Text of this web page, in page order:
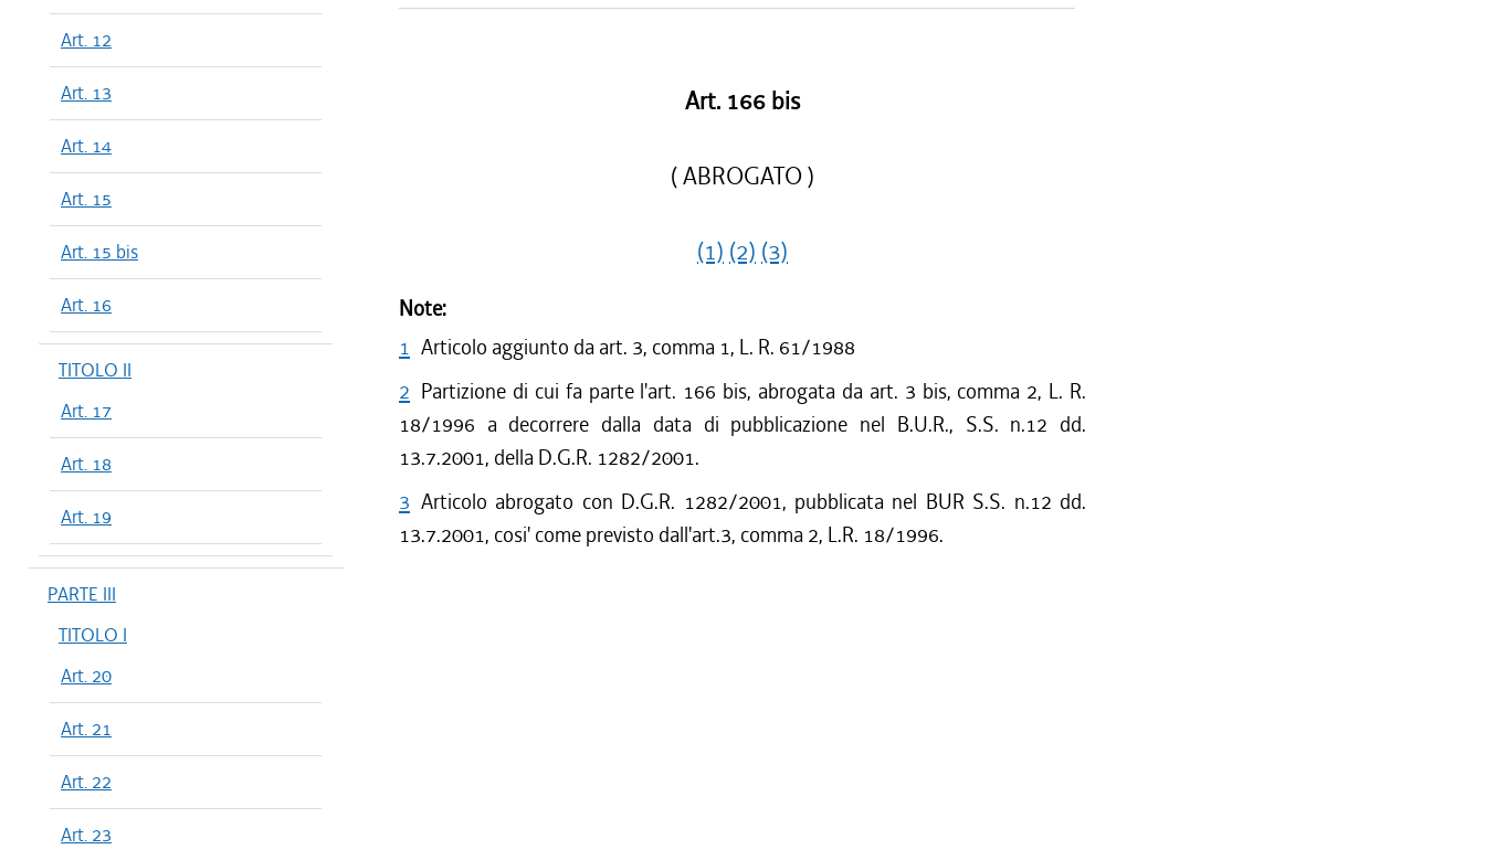
Art. 12
Art. 13
Art. 14
Art. 15
Art. 15 bis
Art. 16
TITOLO II
Art. 17
Art. 18
Art. 19
PARTE III
TITOLO I
Art. 20
Art. 21
Art. 22
Art. 23
Art. 166 bis
( ABROGATO )
(1) (2) (3)
Note:
1 Articolo aggiunto da art. 3, comma 1, L. R. 61/1988
2 Partizione di cui fa parte l'art. 166 bis, abrogata da art. 3 bis, comma 2, L. R.
18/1996 a decorrere dalla data di pubblicazione nel B.U.R., S.S. n.12 dd.
13.7.2001, della D.G.R. 1282/2001.
3 Articolo abrogato con D.G.R. 1282/2001, pubblicata nel BUR S.S. n.12 dd.
13.7.2001, cosi' come previsto dall'art.3, comma 2, L.R. 18/1996.